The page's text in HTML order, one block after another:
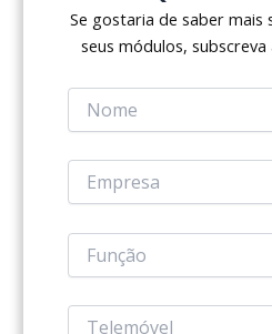
Férias
Módulo que simplifica o
Se gostaria de saber mais
seus módulos,